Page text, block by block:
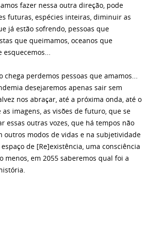
fazer nessa outra direção, pode
futuras, espécies inteiras, diminuir as
já estão sofrendo, pessoas que
que queimamos, oceanos que
esquecemos...
chega perdemos pessoas que amamos...
desejaremos apenas sair sem
nos abraçar, até a próxima onda, até o
imagens, as visões de futuro, que se
essas outras vozes, que há tempos não
outros modos de vidas e na subjetividade
de [Re]existência, uma consciência
menos, em 2055 saberemos qual foi a